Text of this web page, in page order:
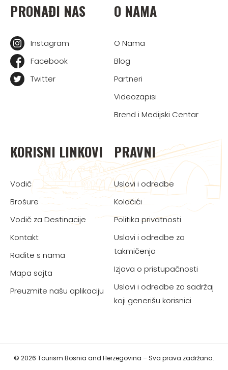
PRONAĐI NAS
Instagram
Facebook
Twitter
O NAMA
O Nama
Blog
Partneri
Videozapisi
Brend i Medijski Centar
KORISNI LINKOVI
Vodič
Brošure
Vodič za Destinacije
Kontakt
Radite s nama
Mapa sajta
Preuzmite našu aplikaciju
PRAVNI
Uslovi i odredbe
Kolačići
Politika privatnosti
Uslovi i odredbe za
takmičenja
Izjava o pristupačnosti
Uslovi i odredbe za sadržaj
koji generišu korisnici
© 2026 Tourism Bosnia and Herzegovina – Sva prava zadržana.